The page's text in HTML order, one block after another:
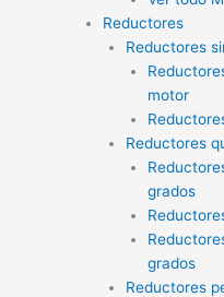
Reductores
Reductores
motor
Reductores
grados
grados
Reductores